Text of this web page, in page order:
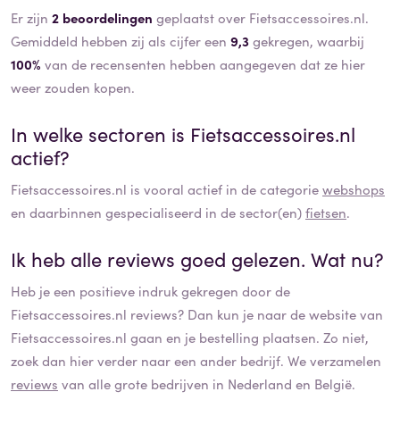
Er zijn 2 beoordelingen geplaatst over Fietsaccessoires.nl.
Gemiddeld hebben zij als cijfer een 9,3gekregen, waarbij
100% van de recensenten hebben aangegeven dat ze hier
weer zouden kopen.
In welke sectoren is Fietsaccessoires.nl
actief?
Fietsaccessoires.nl is vooral actief in de categoriewebshops
en daarbinnen gespecialiseerd in de sector(en)fietsen.
Ik heb alle reviews goed gelezen. Wat nu?
Heb je een positieve indruk gekregen door de
Fietsaccessoires.nl reviews? Dan kun je naar de website van
Fietsaccessoires.nl gaan en je bestelling plaatsen. Zo niet,
zoek dan hier verder naar een ander bedrijf. We verzamelen
reviews van alle grote bedrijven in Nederland en België.